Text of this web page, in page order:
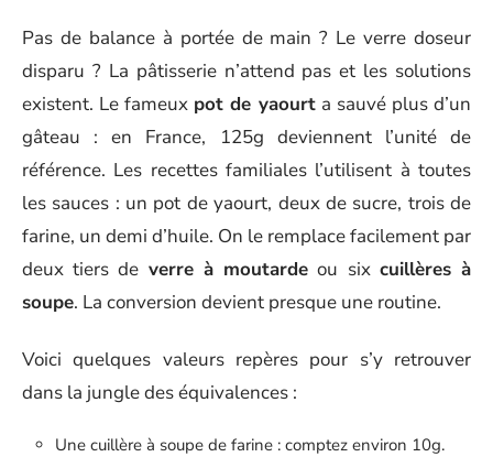
Pas de balance à portée de main ? Le verre doseur
disparu ? La pâtisserie n’attend pas et les solutions
existent. Le fameux pot de yaourta sauvé plus d’un
gâteau : en France, 125g deviennent l’unité de
référence. Les recettes familiales l’utilisent à toutes
les sauces : un pot de yaourt, deux de sucre, trois de
farine, un demi d’huile. On le remplace facilement par
deux tiers de verre à moutarde ou six cuillères à
soupe. La conversion devient presque une routine.
Voici quelques valeurs repères pour s’y retrouver
dans la jungle des équivalences :
Une cuillère à soupe de farine : comptez environ 10g.